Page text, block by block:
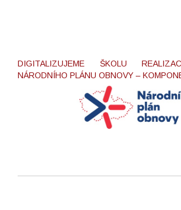
DIGITALIZUJEME ŠKOLU
NÁRODNÍHO PLÁNU OBNOVY –